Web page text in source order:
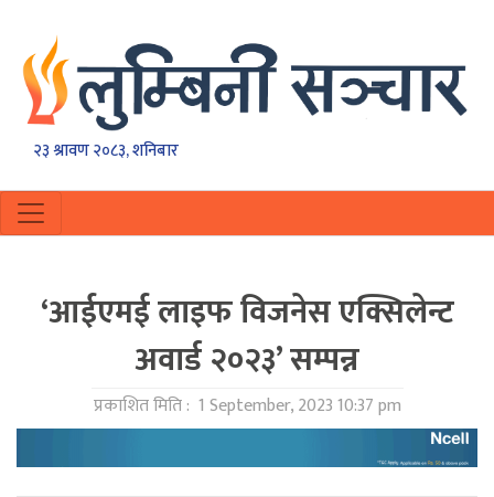
२३ श्रावण २०८३, शनिबार
‘आईएमई लाइफ विजनेस एक्सिलेन्ट
अवार्ड २०२३’ सम्पन्न
प्रकाशित मिति : 1 September, 2023 10:37 pm